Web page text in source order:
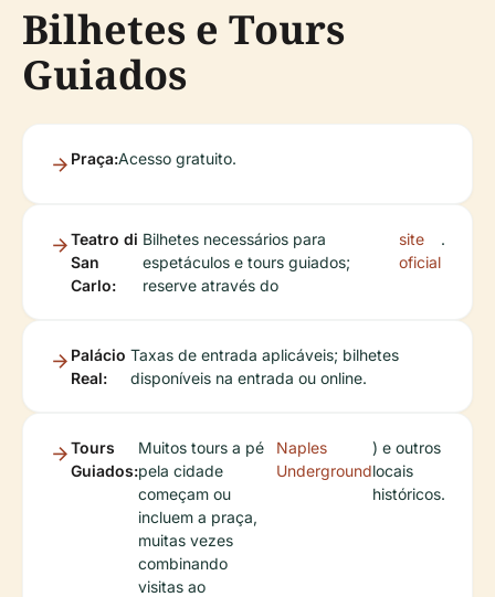
Bilhetes e Tours
Guiados
Praça:Acesso gratuito.
Teatro di
San
Carlo:
Bilhetes necessários para
espetáculos e tours guiados;
reserve através do
site
oficial
.
Palácio
Real:
Taxas de entrada aplicáveis; bilhetes
disponíveis na entrada ou online.
Tours
Guiados:
Muitos tours a pé
pela cidade
começam ou
incluem a praça,
muitas vezes
combinando
visitas ao
Naples
Underground
) e outros
locais
históricos.